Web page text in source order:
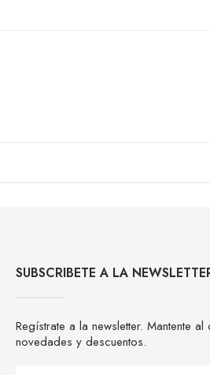
SUBSCRIBETE A LA
Regístrate a la newsletter. Mantente
novedades y descuentos.